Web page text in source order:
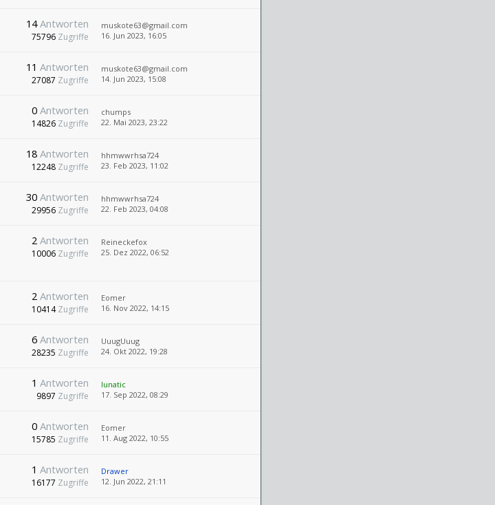
14Antworten
75796 Zugriffe
muskote63@gmail.com
16. Jun 2023, 16:05
11 Antworten
27087 Zugriffe
muskote63@gmail.com
14. Jun 2023, 15:08
0 Antworten
14826 Zugriffe
chumps
22. Mai 2023, 23:22
18 Antworten
12248 Zugriffe
hhmwwrhsa724
23. Feb 2023, 11:02
30 Antworten
29956 Zugriffe
hhmwwrhsa724
22. Feb 2023, 04:08
2 Antworten
10006 Zugriffe
Reineckefox
25. Dez 2022, 06:52
2 Antworten
10414Zugriffe
Eomer
16. Nov 2022, 14:15
6 Antworten
28235 Zugriffe
UuugUuug
24. Okt 2022, 19:28
1 Antworten
9897 Zugriffe
lunatic
17. Sep 2022, 08:29
0 Antworten
15785 Zugriffe
Eomer
11. Aug 2022, 10:55
1 Antworten
16177 Zugriffe
Drawer
12. Jun 2022, 21:11